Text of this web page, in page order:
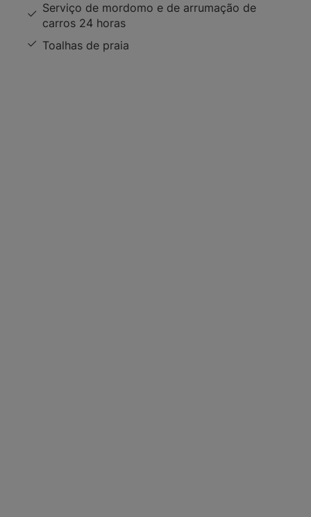
Serviço de mordomo e de arrumação de
carros 24 horas
Toalhas de praia